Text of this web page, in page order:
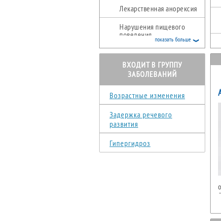
Лекарственная анорексия
Нарушения пищевого
поведения показать больше
ВХОДИТ В ГРУППУ
ЗАБОЛЕВАНИЙ
Возрастные изменения
Задержка речевого
развития
Гипергидроз